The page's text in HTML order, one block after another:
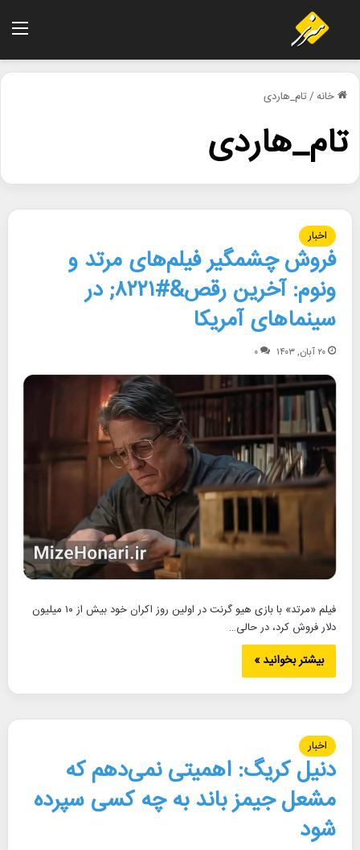
خانه/تام_هاردی
تام_هاردی
اخبار
فروش چشمگیر فیلم‌های مرتد و
ونوم: آخرین رقص&#۸۲۲۱; در
سینماهای آمریکا
۲۰ آبان, ۱۴۰۳ ۰
فیلم «مرتد» با بازی هیو گرنت در اولین روز اکران خود بیش از ۱۰ میلیون
دلار فروش کرد، در حالی…
بیشتر بخوانید »
اخبار
دنیل کریگ: اهمیتی نمی‌دهم که
مشعل جیمز باند به چه کسی سپرده
شود